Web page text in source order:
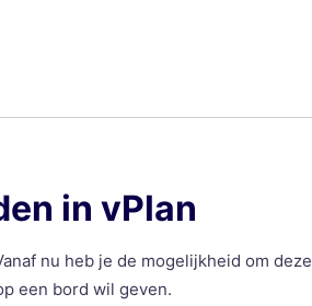
in vPlan
nu heb je de mogelijkheid om deze
een bord wil geven.